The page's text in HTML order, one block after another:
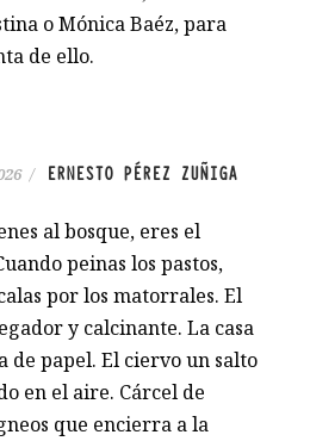
o Mónica Baéz, para
de ello.
/ ERNESTO PÉREZ ZUÑIGA
al bosque, eres el
peinas los pastos,
por los matorrales. El
y calcinante. La casa
de papel. El ciervo un salto
en el aire. Cárcel de
que encierra a la